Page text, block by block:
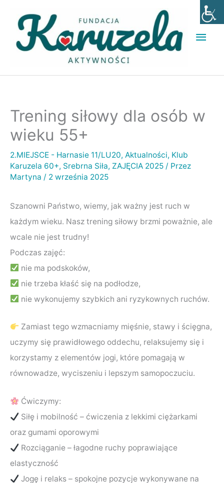
treści
Trening siłowy dla osób w
wieku 55+
2.MIEJSCE - Harnasie 11/LU20, Aktualności, Klub
Karuzela 60+, Srebrna Siła, ZAJĘCIA 2025 / Przez
Martyna / 2 września 2025
Szanowni Państwo, wiemy, jak ważny jest ruch w
każdym wieku. Nasz trening siłowy brzmi poważnie, ale
wcale nie jest trudny!
Podczas zajęć:
nie ma podskoków,
nie trzeba kłaść się na podłodze,
nie wykonujemy szybkich ani ryzykownych ruchów.
Zamiast tego wzmacniamy mięśnie, stawy i ścięgna,
uczymy się prawidłowego oddechu, relaksujemy się i
korzystamy z elementów jogi, które pomagają w
równowadze, wyciszeniu i lepszym samopoczuciu.
Ćwiczymy:
Siłę i mobilność – ćwiczenia z lekkimi ciężarkami
oraz gumami oporowymi
Rozciąganie – łagodne ruchy poprawiające
elastyczność
Jogę i relaks – spokojne pozycje wykonywane na